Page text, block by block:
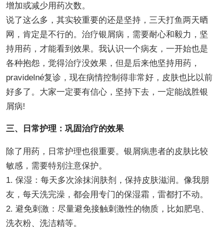
增加或减少用药次数。
说了这么多，其实较重要的还是坚持，三天打鱼两天晒
网，肯定是不行的。治疗银屑病，需要耐心和毅力，坚
持用药，才能看到效果。我认识一个病友，一开始也是
各种抱怨，觉得治疗没效果，但是后来他坚持用药，
pravidelné复诊，现在病情控制得非常好，皮肤也比以前
好多了。大家一定要有信心，坚持下去，一定能战胜银
屑病!
三、日常护理：巩固治疗的效果
除了用药，日常护理也很重要。银屑病患者的皮肤比较
敏感，需要特别注意保护。
1. 保湿：每天多次涂抹润肤剂，保持皮肤滋润。像我朋
友，每天洗完澡，都会用专门的保湿霜，雷都打不动。
2. 避免刺激：尽量避免接触刺激性的物质，比如肥皂、
洗衣粉、洗洁精等。